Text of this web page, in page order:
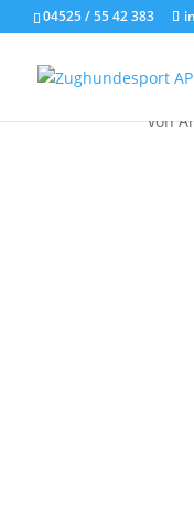
04525 / 55 42 383
von